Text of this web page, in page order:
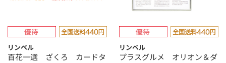
リンベル
百花一選 ざくろ カードタ
リンベル
プラスグルメ オリオン＆ダ